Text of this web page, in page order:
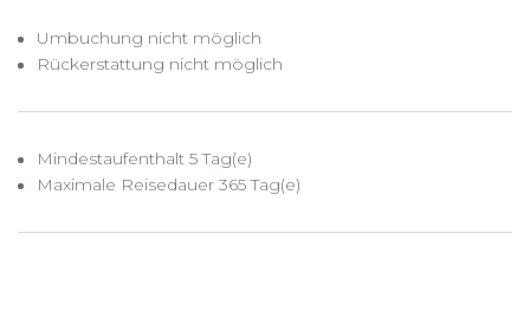
Umbuchung nicht möglich
Rückerstattung nicht möglich
Mindestaufenthalt 5 Tag(e)
Maximale Reisedauer 365 Tag(e)